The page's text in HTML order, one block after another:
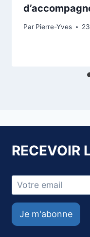
Par Pierre-Yves
RECEVOIR
Je m'abonne